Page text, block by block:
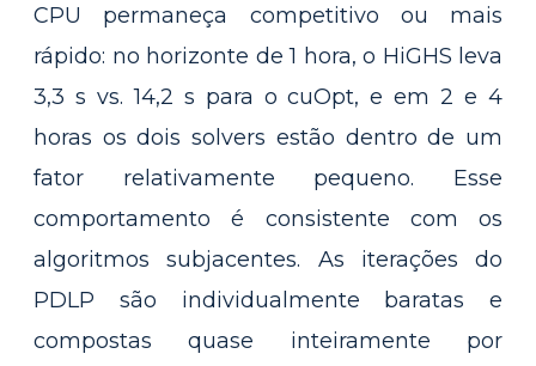
CPU permaneça competitivo ou mais
rápido: no horizonte de 1 hora, o HiGHS leva
3,3 s vs. 14,2 s para o cuOpt, e em 2 e 4
horas os dois solvers estão dentro de um
fator relativamente pequeno. Esse
comportamento é consistente com os
algoritmos subjacentes. As iterações do
PDLP são individualmente baratas e
compostas quase inteiramente por